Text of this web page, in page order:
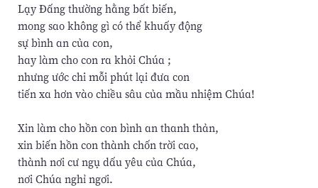
Lạy Đấng thường hằng bất biến,
mong sao không gì có thể khuấy động
sự bình an của con,
hay làm cho con ra khỏi Chúa ;
nhưng ước chi mỗi phút lại đưa con
tiến xa hơn vào chiều sâu của mầu nhiệm Chúa!
Xin làm cho hồn con bình an thanh thản,
xin biến hồn con thành chốn trời cao,
thành nơi cư ngụ dấu yêu của Chúa,
nơi Chúa nghỉ ngơi.